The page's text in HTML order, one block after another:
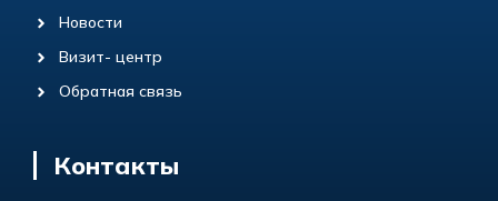
Новости
Визит- центр
Обратная связь
Контакты